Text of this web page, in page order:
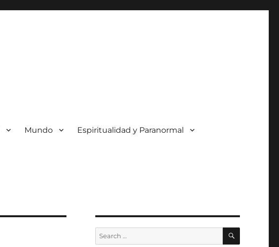
Mundo Espiritualidad y Paranormal
Search
for:
SEARCH